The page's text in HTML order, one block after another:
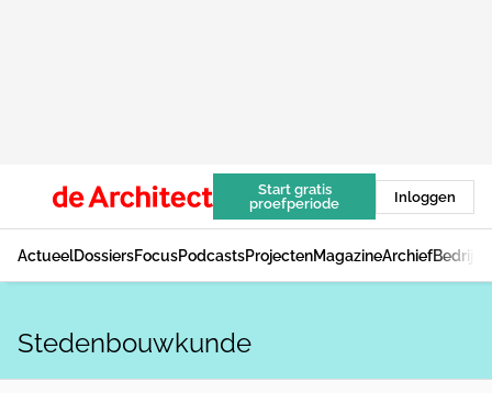
Start gratis
proefperiode
Inloggen
ActueelDossiersFocusPodcastsProjectenMagazineArchief
Stedenbouwkunde